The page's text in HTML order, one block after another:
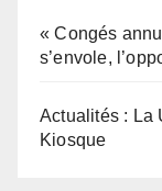
« Congés
s’envole,
Actualités : La
Kiosque